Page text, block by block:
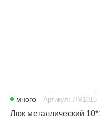
много Артикул: ЛМ1015
Люк металлический